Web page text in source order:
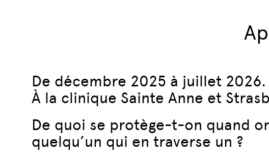
De décembre 2025 à juillet 2026.
À la clinique Sainte Anne et
De quoi se protège-t-on quand
quelqu’un qui en traverse un ?